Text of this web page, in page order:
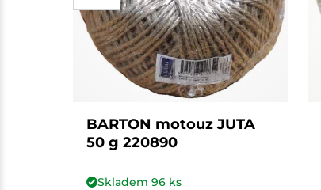
BARTON motouz JUTA
50 g 220890
Skladem96 ks